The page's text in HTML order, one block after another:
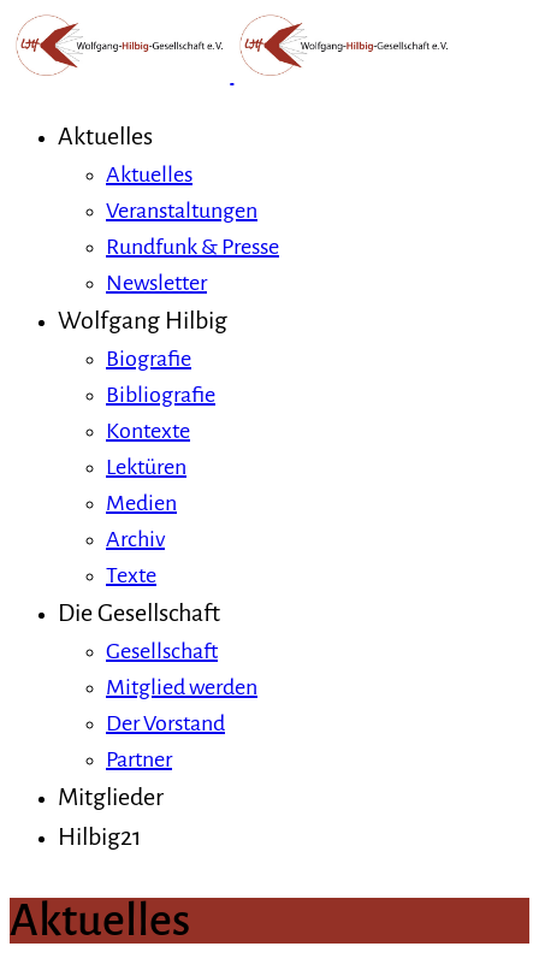
Aktuelles
Aktuelles
Veranstaltungen
Rundfunk & Presse
Newsletter
Wolfgang Hilbig
Biografie
Bibliografie
Kontexte
Lektüren
Medien
Archiv
Texte
Die Gesellschaft
Gesellschaft
Mitglied werden
Der Vorstand
Partner
Mitglieder
Hilbig21
Aktuelles